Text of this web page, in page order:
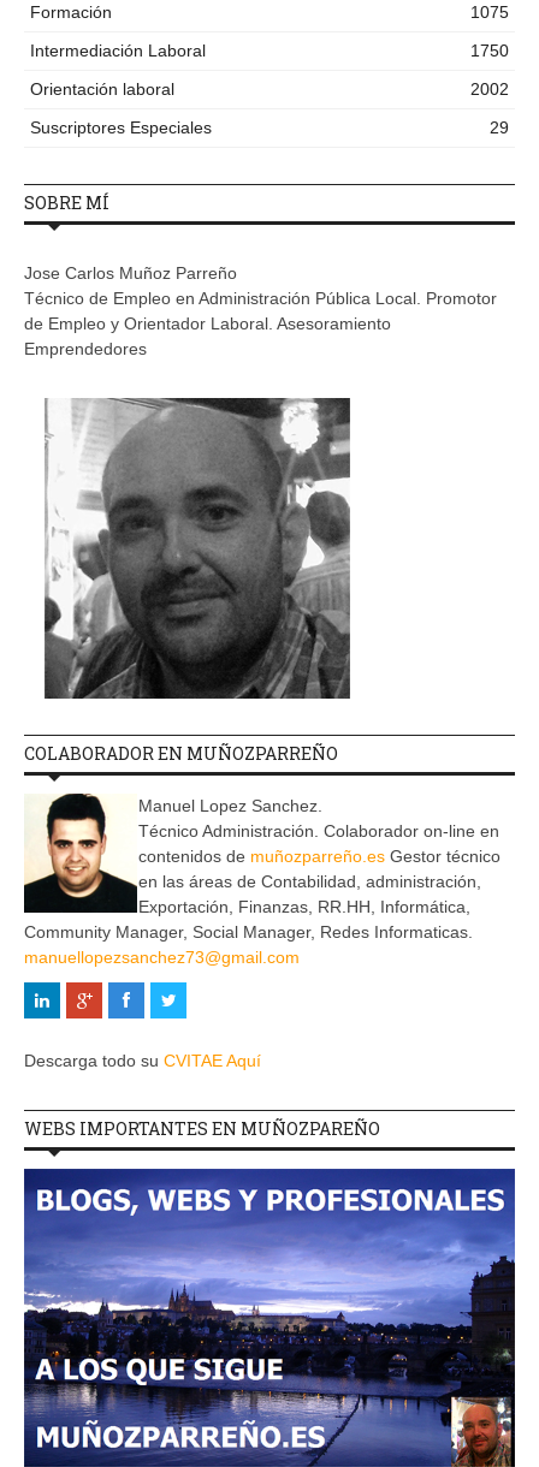
Formación
1075
Intermediación Laboral
1750
Orientación laboral
2002
Suscriptores Especiales
29
SOBRE MÍ
Jose Carlos Muñoz Parreño
Técnico de Empleo en Administración Pública Local. Promotor
de Empleo y Orientador Laboral. Asesoramiento
Emprendedores
COLABORADOR EN MUÑOZPARREÑO
Manuel Lopez Sanchez.
Técnico Administración. Colaborador on-line en
contenidos de muñozparreño.es Gestor técnico
en las áreas de Contabilidad, administración,
Exportación, Finanzas, RR.HH, Informática,
Community Manager, Social Manager, Redes Informaticas.
manuellopezsanchez73@gmail.com
Descarga todo su CVITAE Aquí
WEBS IMPORTANTES EN MUÑOZPAREÑO